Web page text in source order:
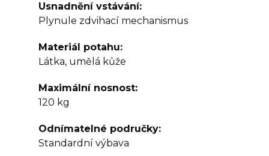
Usnadnění vstávání
Plynule zdvihací mechanismus
Materiál potahu
Látka, umělá kůže
Maximální nosnost
120 kg
Odnímatelné područky
Standardní výbava